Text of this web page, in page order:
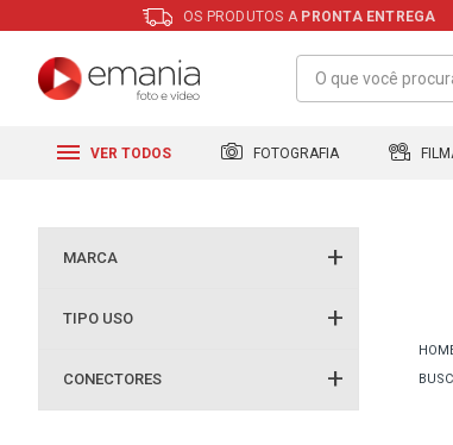
OS PRODUTOS A PRONTA ENTREGA
VER TODOS FOTOGRAFIA
MARCA
TIPO USO
CONECTORES